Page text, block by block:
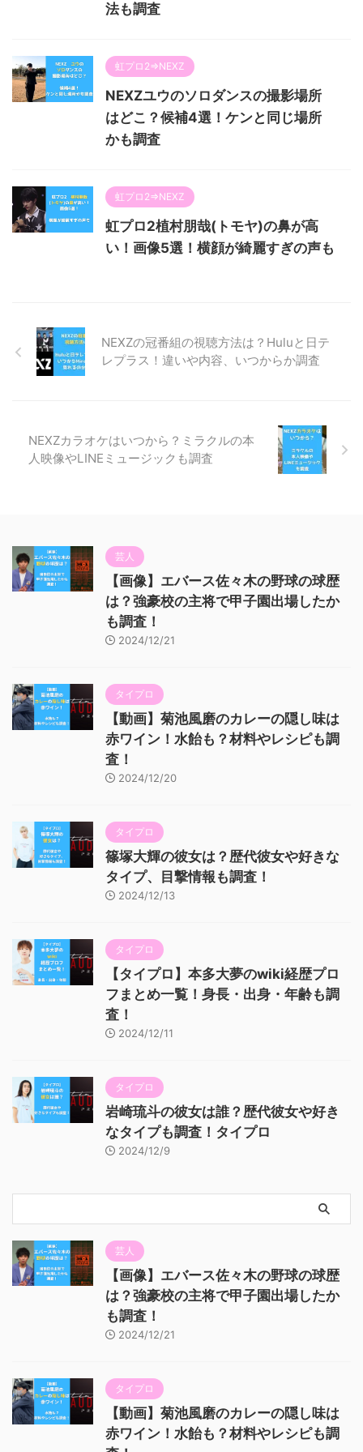
法も調査
虹プロ2⇒NEXZ
NEXZユウのソロダンスの撮影場所
はどこ？候補4選！ケンと同じ場所
かも調査
虹プロ2⇒NEXZ
虹プロ2植村朋哉(トモヤ)の鼻が高
い！画像5選！横顔が綺麗すぎの声も
NEXZの冠番組の視聴方法は？Huluと日テ
レプラス！違いや内容、いつからか調査
NEXZカラオケはいつから？ミラクルの本
人映像やLINEミュージックも調査
芸人
【画像】エバース佐々木の野球の球歴
は？強豪校の主将で甲子園出場したか
も調査！
2024/12/21
タイプロ
【動画】菊池風磨のカレーの隠し味は
赤ワイン！水飴も？材料やレシピも調
査！
2024/12/20
タイプロ
篠塚大輝の彼女は？歴代彼女や好きな
タイプ、目撃情報も調査！
2024/12/13
タイプロ
【タイプロ】本多大夢のwiki経歴プロ
フまとめ一覧！身長・出身・年齢も調
査！
2024/12/11
タイプロ
岩崎琉斗の彼女は誰？歴代彼女や好き
なタイプも調査！タイプロ
2024/12/9
芸人
【画像】エバース佐々木の野球の球歴
は？強豪校の主将で甲子園出場したか
も調査！
2024/12/21
タイプロ
【動画】菊池風磨のカレーの隠し味は
赤ワイン！水飴も？材料やレシピも調